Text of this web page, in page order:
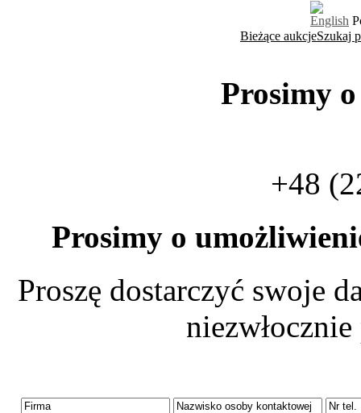
English
Bieżące aukcjeSzukaj
Prosimy
+48
Prosimy o
Proszę dostarczyć swoje